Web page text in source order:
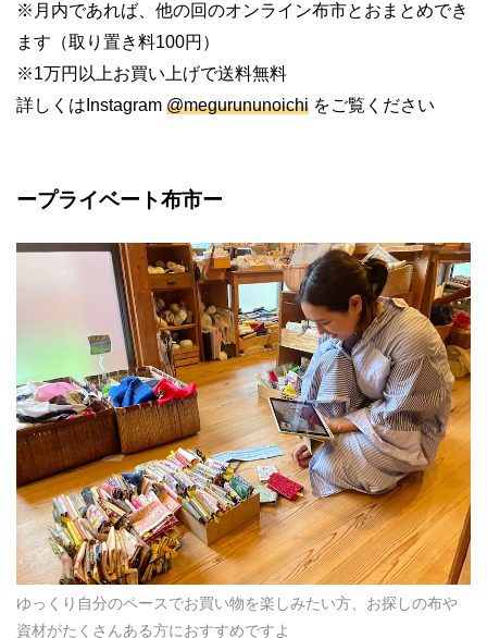
※月内であれば、他の回のオンライン布市とおまとめでき
ます（取り置き料100円）
※1万円以上お買い上げで送料無料
詳しくはInstagram @megurununoichi をご覧ください
ープライベート布市ー
ゆっくり自分のペースでお買い物を楽しみたい方、お探しの布や
資材がたくさんある方におすすめですよ